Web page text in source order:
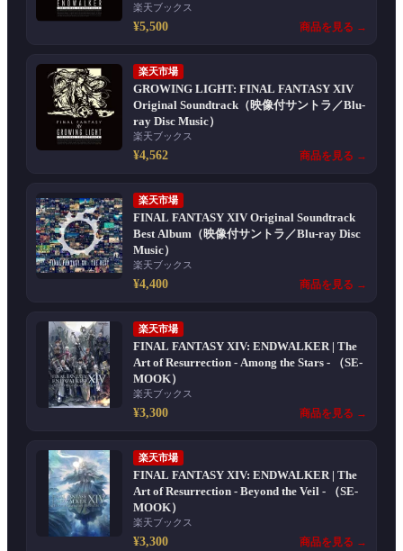
楽天ブックス
¥5,500 商品を見る →
楽天市場
GROWING LIGHT: FINAL FANTASY XIV
Original Soundtrack（映像付サントラ／Blu-
ray Disc Music）
楽天ブックス
¥4,562 商品を見る →
楽天市場
FINAL FANTASY XIV Original Soundtrack
Best Album（映像付サントラ／Blu-ray Disc
Music）
楽天ブックス
¥4,400 商品を見る →
楽天市場
FINAL FANTASY XIV: ENDWALKER | The
Art of Resurrection - Among the Stars - （SE-
MOOK）
楽天ブックス
¥3,300 商品を見る →
楽天市場
FINAL FANTASY XIV: ENDWALKER | The
Art of Resurrection - Beyond the Veil - （SE-
MOOK）
楽天ブックス
¥3,300 商品を見る →